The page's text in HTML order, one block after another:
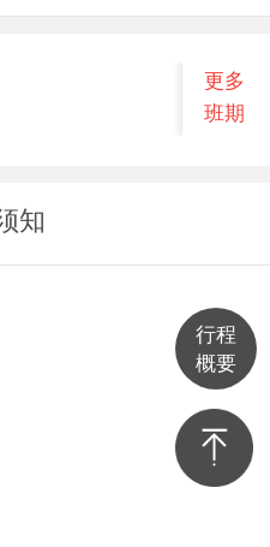
行程
概要
更多
班期
知